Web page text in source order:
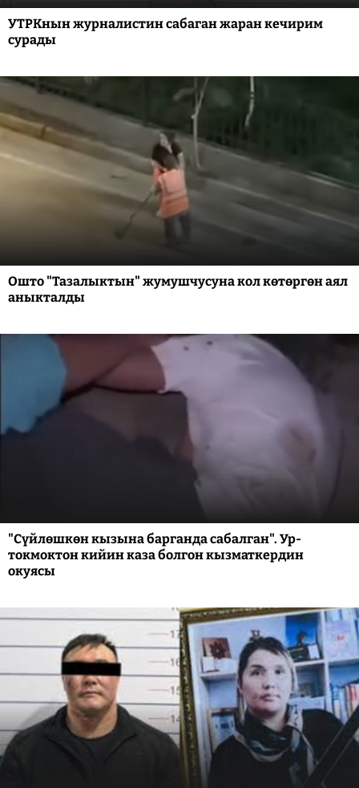
УТРКнын журналистин сабаган жаран кечирим
сурады
Ошто "Тазалыктын" жумушчусуна кол көтөргөн аял
аныкталды
"Сүйлөшкөн кызына барганда сабалган". Ур-
токмоктон кийин каза болгон кызматкердин
окуясы